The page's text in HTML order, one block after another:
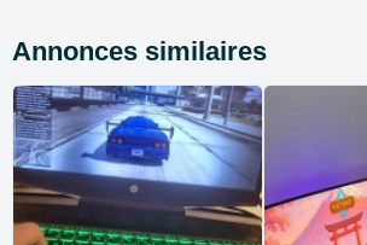
Annonces similaires